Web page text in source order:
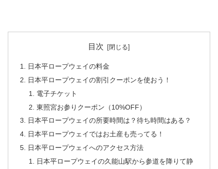
目次
日本平ロープウェイの料金
日本平ロープウェイの割引クーポンを使おう！
電子チケット
東照宮お参りクーポン（10%OFF）
日本平ロープウェイの所要時間は？待ち時間はある？
日本平ロープウェイではお土産も売ってる！
日本平ロープウェイへのアクセス方法
日本平ロープウェイの久能山駅から参道を降りて静